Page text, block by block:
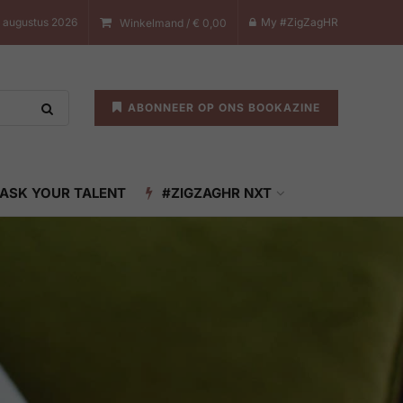
2026 Winkelmand / € 0,00 My #ZigZagHR
ABONNEER OP ONS BOOKAZINE
YOUR TALENT #ZIGZAGHR NXT